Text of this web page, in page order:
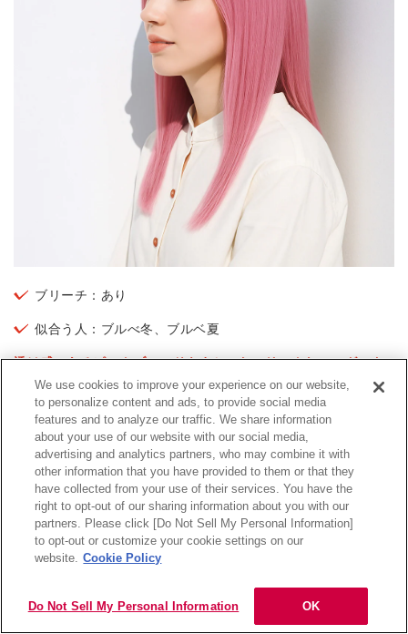
ブリーチ：あり
似合う人：ブルべ冬、ブルベ夏
透け感のあるピンクブロンドをまとったスリークなロングスタ
イル。 クリアな発色が軽やかな存在感を生みます。
柔らかなツヤが顔立ちをふんわり照らし、ムラのないフラット
な色みで毛流れが整います。可憐さと上品さを欲張りに楽しめ
ますよ。
ローズブラウンのアイメイクを組み合わせれば透明感がさらに
深まり、肌の血色も自然にアップ。やさしいトーンのファッシ
ョンとも好相性です。
14. ピンクブロンド×こなれ感：軽やかさと知的さを
両立するスタイル
We use cookies to improve your experience on our website,
to personalize content and ads, to provide social media
features and to analyze our traffic. We share information
about your use of our website with our social media,
advertising and analytics partners, who may combine it with
other information that you have provided to them or that they
have collected from your use of their services. You have the
right to opt-out of our sharing information about you with our
partners. Please click [Do Not Sell My Personal Information]
to opt-out or customize your cookie settings on our
website. Cookie Policy
Do Not Sell My Personal Information OK